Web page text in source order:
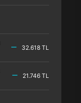
32.618 TL
21.746 TL